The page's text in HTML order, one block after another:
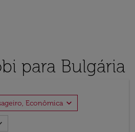
para Bulgária
Econômica expand_more